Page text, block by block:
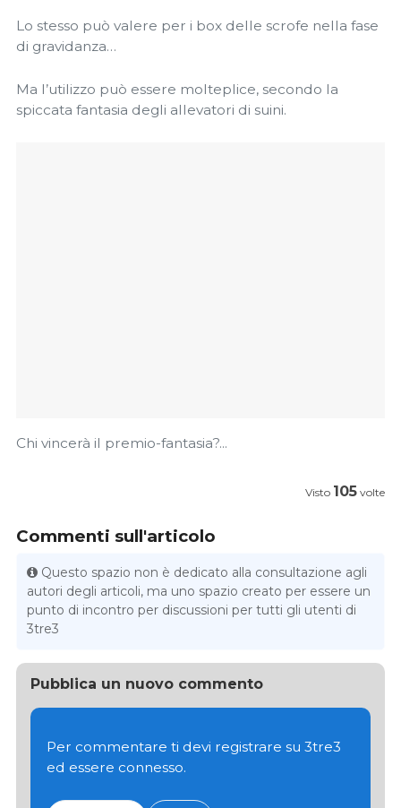
Lo stesso può valere per i box delle scrofe nella fase
di gravidanza…
Ma l’utilizzo può essere molteplice, secondo la
spiccata fantasia degli allevatori di suini.
Chi vincerà il premio-fantasia?...
Visto 105 volte
Commenti sull'articolo
Questo spazio non è dedicato alla consultazione agli
autori degli articoli, ma uno spazio creato per essere un
punto di incontro per discussioni per tutti gli utenti di
3tre3
Pubblica un nuovo commento
Per commentare ti devi registrare su 3tre3
ed essere connesso.